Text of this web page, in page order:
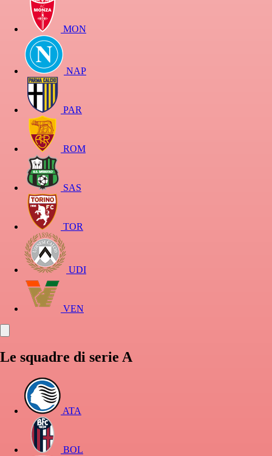
MON
NAP
PAR
ROM
SAS
TOR
UDI
VEN
Le squadre di serie A
ATA
BOL